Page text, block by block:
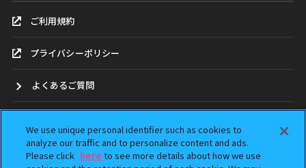
ご利用規約
プライバシーポリシー
よくあるご質問
ガシャポンどこ？
We use unique personal identifier such as cookies to
analyze our traffic and to personalize content and ads.
Please click here to see more details about how we use